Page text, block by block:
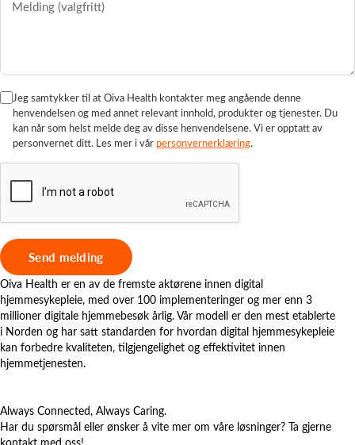
Jeg samtykker til at Oiva Health kontakter meg angående denne
henvendelsen og med annet relevant innhold, produkter og tjenester. Du
kan når som helst melde deg av disse henvendelsene. Vi er opptatt av
personvernet ditt. Les mer i vår personvernerklæring.
Oiva Health er en av de fremste aktørene innen digital
hjemmesykepleie, med over 100 implementeringer og mer enn 3
millioner digitale hjemmebesøk årlig. Vår modell er den mest etablerte
i Norden og har satt standarden for hvordan digital hjemmesykepleie
kan forbedre kvaliteten, tilgjengelighet og effektivitet innen
hjemmetjenesten.
Always Connected, Always Caring.
Har du spørsmål eller ønsker å vite mer om våre løsninger? Ta gjerne
kontakt med oss!